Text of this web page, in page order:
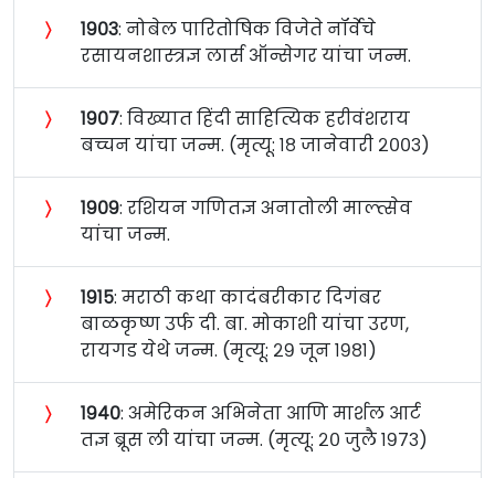
〉 १९०३: नोबेल पारितोषिक विजेते नॉर्वेचे
रसायनशास्त्रज्ञ लार्स ऑन्सेगर यांचा जन्म.
〉 १९०७: विख्यात हिंदी साहित्यिक हरीवंशराय
बच्चन यांचा जन्म. (मृत्यू: १८ जानेवारी २००३)
〉 १९०९: रशियन गणितज्ञ अनातोली माल्त्सेव
यांचा जन्म.
〉 १९१५: मराठी कथा कादंबरीकार दिगंबर
बाळकृष्ण उर्फ दी. बा. मोकाशी यांचा उरण,
रायगड येथे जन्म. (मृत्यू: २९ जून १९८१)
〉 १९४०: अमेरिकन अभिनेता आणि मार्शल आर्ट
तज्ञ ब्रूस ली यांचा जन्म. (मृत्यू: २० जुलै १९७३)